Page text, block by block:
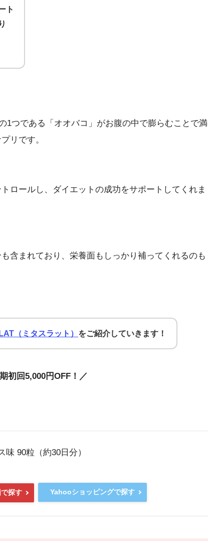
ト
1つである「オオバコ」がお腹の中で膨らむことで満
リです。
ロールし、ダイエットの成功をサポートしてくれま
含まれており、栄養面もしっかり補ってくれるのも
（ミタスラット） をご紹介していきます！
初回5,000円OFF！／
味 90粒（約30日分）
探す Yahooショッピングで探す